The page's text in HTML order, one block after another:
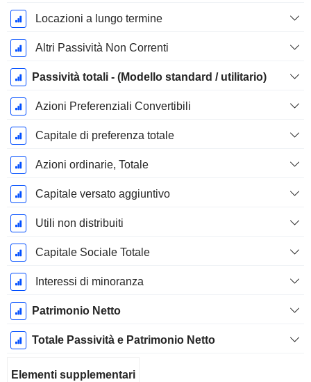
Locazioni a lungo termine
Altri Passività Non Correnti
Passività totali - (Modello standard / utilitario)
Azioni Preferenziali Convertibili
Capitale di preferenza totale
Azioni ordinarie, Totale
Capitale versato aggiuntivo
Utili non distribuiti
Capitale Sociale Totale
Interessi di minoranza
Patrimonio Netto
Totale Passività e Patrimonio Netto
Elementi supplementari